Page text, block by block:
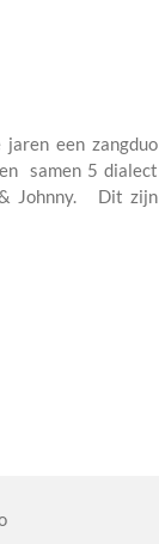
een zangduo
samen 5 dialect
& Johnny. Dit zijn